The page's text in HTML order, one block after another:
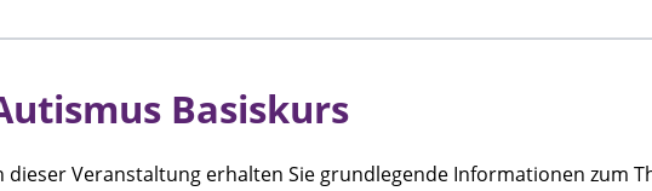
Basiskurs
dieser Veranstaltung erhalten Sie grundlegende Informationen zum